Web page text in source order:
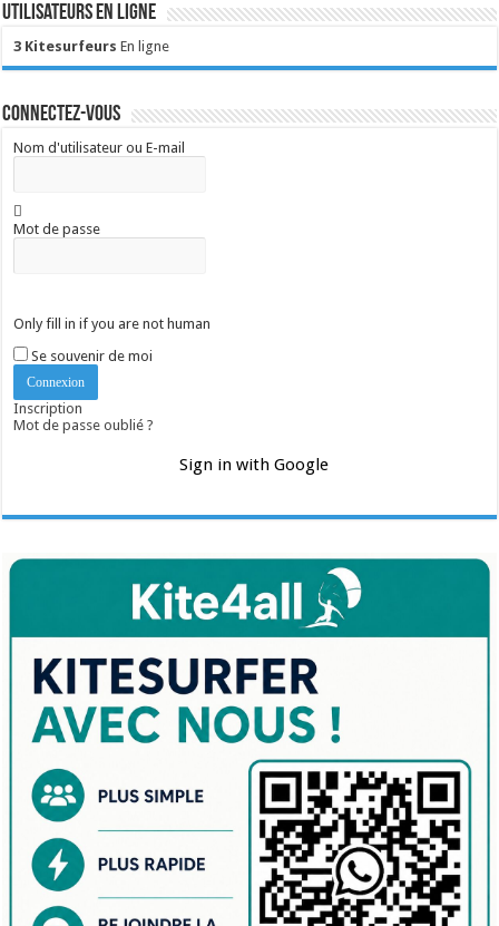
Utilisateurs en ligne
3 Kitesurfeurs En ligne
Connectez-vous
Nom d'utilisateur ou E-mail
Mot de passe
Only fill in if you are not human
Se souvenir de moi
Inscription
Mot de passe oublié ?
Sign in with Google